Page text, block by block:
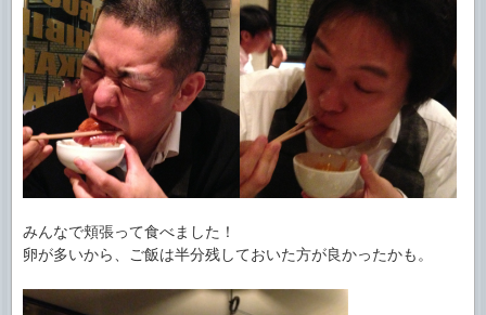
みんなで頬張って食べました！
卵が多いから、ご飯は半分残しておいた方が良かったかも。